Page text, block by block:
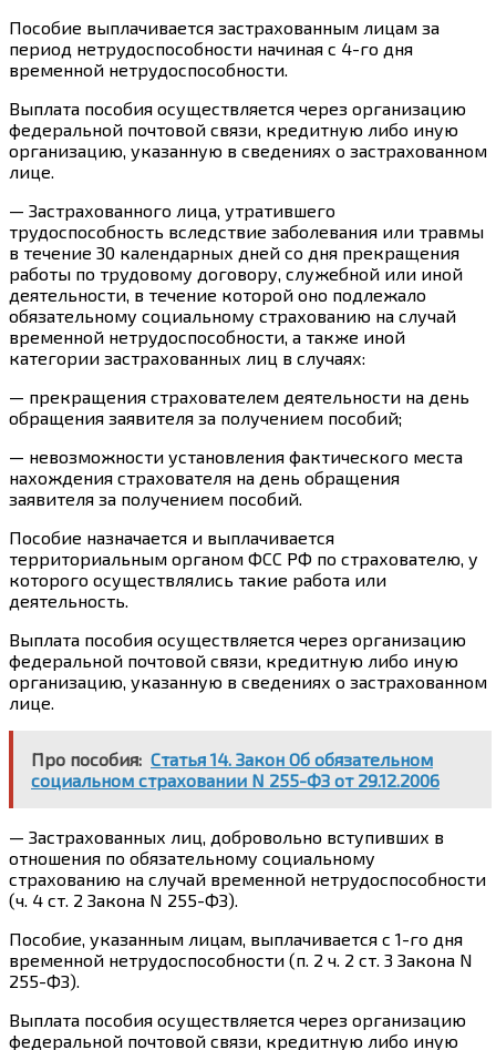
Пособие выплачивается застрахованным лицам за
период нетрудоспособности начиная с 4-го дня
временной нетрудоспособности.
Выплата пособия осуществляется через организацию
федеральной почтовой связи, кредитную либо иную
организацию, указанную в сведениях о застрахованном
лице.
— Застрахованного лица , утратившего
трудоспособность вследствие заболевания или травмы
в течение 30 календарных дней со дня прекращения
работы по трудовому договору, служебной или иной
деятельности, в течение которой оно подлежало
обязательному социальному страхованию на случай
временной нетрудоспособности, а также иной
категории застрахованных лиц в случаях:
— прекращения страхователем деятельности на день
обращения заявителя за получением пособий;
— невозможности установления фактического места
нахождения страхователя на день обращения
заявителя за получением пособий.
Пособие назначается и выплачивается
территориальным органом ФСС РФ по страхователю, у
которого осуществлялись такие работа или
деятельность.
Выплата пособия осуществляется через организацию
федеральной почтовой связи, кредитную либо иную
организацию, указанную в сведениях о застрахованном
лице.
Про пособия: Статья 14. Закон Об обязательном
социальном страховании N 255-ФЗ от 29.12.2006
— Застрахованных лиц, добровольно вступивших в
отношения по обязательному социальному
страхованию на случай временной нетрудоспособности
(ч. 4 ст. 2 Закона N 255-ФЗ).
Пособие, указанным лицам, выплачивается с 1-го дня
временной нетрудоспособности (п. 2 ч. 2 ст. 3 Закона N
255-ФЗ).
Выплата пособия осуществляется через организацию
федеральной почтовой связи, кредитную либо иную